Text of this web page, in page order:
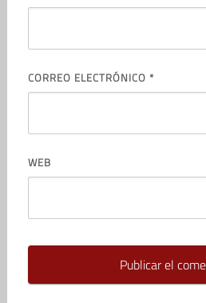
CORREO ELECTRÓNICO *
WEB